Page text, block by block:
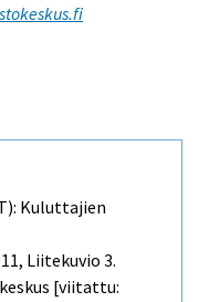
Kuluttajien
Liitekuvio 3.
[viitattu: